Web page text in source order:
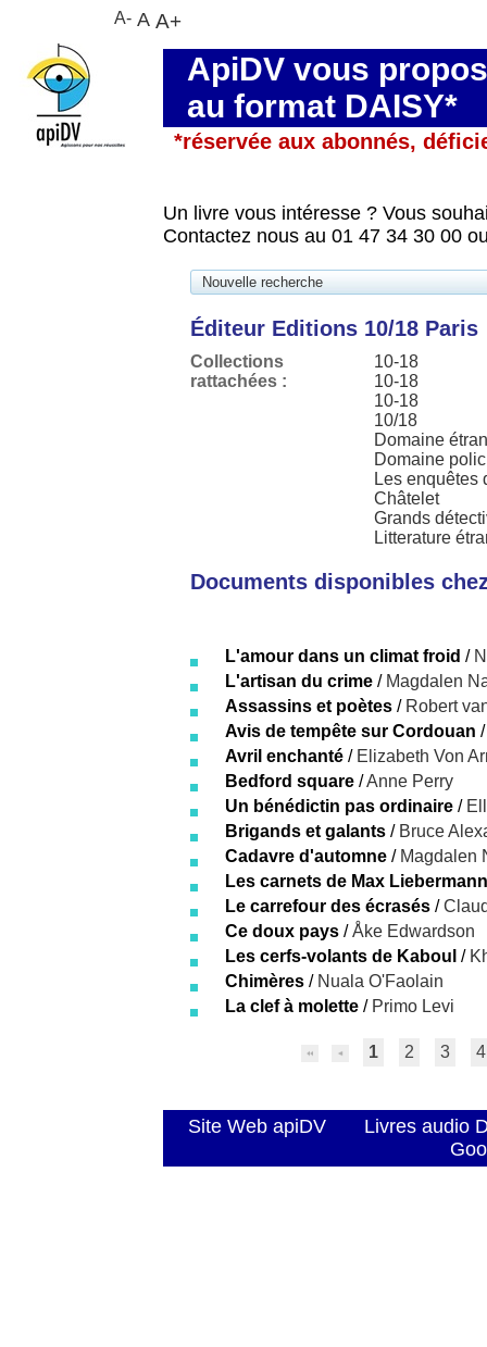
ApiDV vous
au format DAISY*
*réservée aux abonnés,
Un livre vous intéresse ? Vous
Contactez nous au 01 47 34 30 00
Nouvelle recherche
Éditeur Editions 10/18 Paris
Collections
rattachées :
10-18
10-18
10-18
10/18
Domaine
Domaine
Les enquêtes
Châtelet
Grands
Litterature
Documents disponibles
L'amour dans un climat froid /
L'artisan du crime / Magdalen
Assassins et poètes / Robert
Avis de tempête sur Cordouan
Avril enchanté / Elizabeth Von
Bedford square /Anne Perry
Un bénédictin pas ordinaire /
Brigands et galants / Bruce
Cadavre d'automne / Magdalen
Les carnets de Max
Le carrefour des écrasés /
Ce doux pays /Åke Edwardson
Les cerfs-volants de Kaboul /
Chimères / Nuala O'Faolain
La clef à molette / Primo Levi
1 2 3 4
Site Web apiDV
Livres audio
A- A A+